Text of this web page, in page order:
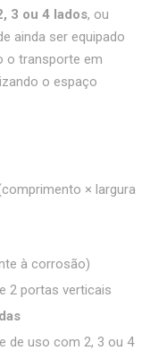
3 ou 4 lados, ou
ainda ser equipado
o transporte em
o espaço
× largura
à corrosão)
2 portas verticais
de uso com 2, 3 ou 4